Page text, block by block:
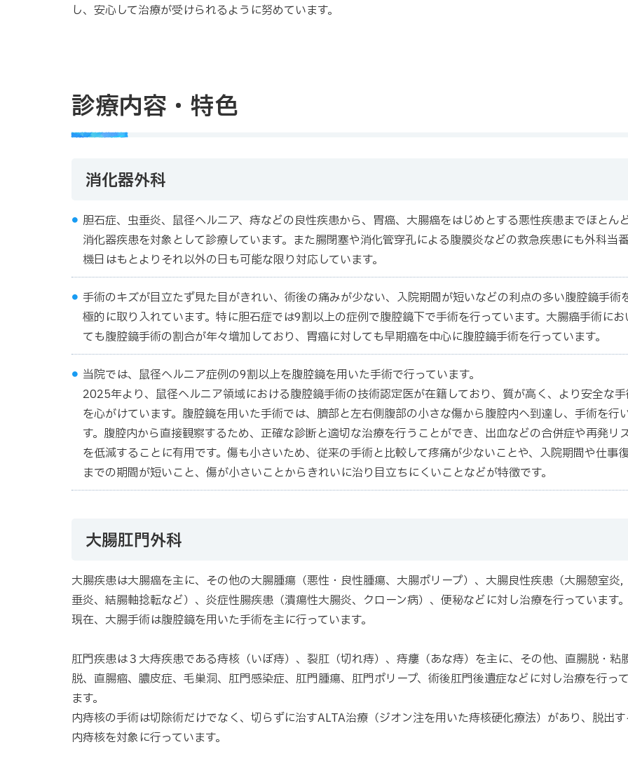
し、安心して治療が受けられるように努めています。
診療内容・特色
消化器外科
胆石症、虫垂炎、鼠径ヘルニア、痔などの良性疾患から、胃癌、大腸癌をはじめとする悪性疾患までほとん
消化器疾患を対象として診療しています。また腸閉塞や消化管穿孔による腹膜炎などの救急疾患にも外科当
機日はもとよりそれ以外の日も可能な限り対応しています。
手術のキズが目立たず見た目がきれい、術後の痛みが少ない、入院期間が短いなどの利点の多い腹腔鏡手術
極的に取り入れています。特に胆石症では9割以上の症例で腹腔鏡下で手術を行っています。大腸癌手術にお
ても腹腔鏡手術の割合が年々増加しており、胃癌に対しても早期癌を中心に腹腔鏡手術を行っています。
当院では、鼠径ヘルニア症例の9割以上を腹腔鏡を用いた手術で行っています。
2025年より、鼠径ヘルニア領域における腹腔鏡手術の技術認定医が在籍しており、質が高く、より安全な
を心がけています。腹腔鏡を用いた手術では、臍部と左右側腹部の小さな傷から腹腔内へ到達し、手術を行
す。腹腔内から直接観察するため、正確な診断と適切な治療を行うことができ、出血などの合併症や再発リ
を低減することに有用です。傷も小さいため、従来の手術と比較して疼痛が少ないことや、入院期間や仕事
までの期間が短いこと、傷が小さいことからきれいに治り目立ちにくいことなどが特徴です。
大腸肛門外科
大腸疾患は大腸癌を主に、その他の大腸腫瘍（悪性・良性腫瘍、大腸ポリープ）、大腸良性疾患（大腸憩室炎
垂炎、結腸軸捻転など）、炎症性腸疾患（潰瘍性大腸炎、クローン病）、便秘などに対し治療を行っています。
現在、大腸手術は腹腔鏡を用いた手術を主に行っています。
肛門疾患は３大痔疾患である痔核（いぼ痔）、裂肛（切れ痔）、痔瘻（あな痔）を主に、その他、直腸脱・粘
脱、直腸瘤、膿皮症、毛巣洞、肛門感染症、肛門腫瘍、肛門ポリープ、術後肛門後遺症などに対し治療を行っ
ます。
内痔核の手術は切除術だけでなく、切らずに治すALTA治療（ジオン注を用いた痔核硬化療法）があり、脱出す
内痔核を対象に行っています。